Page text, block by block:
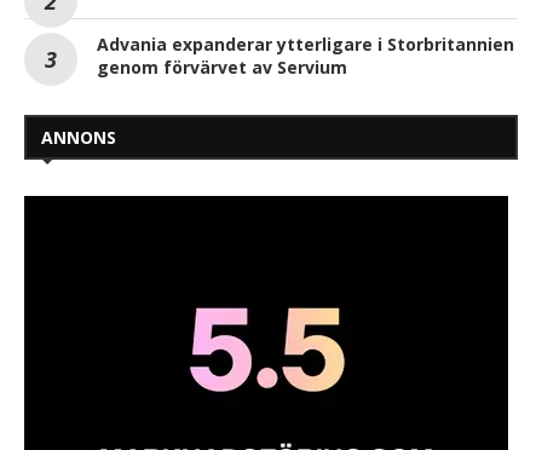
Advania expanderar ytterligare i Storbritannien
genom förvärvet av Servium
ANNONS